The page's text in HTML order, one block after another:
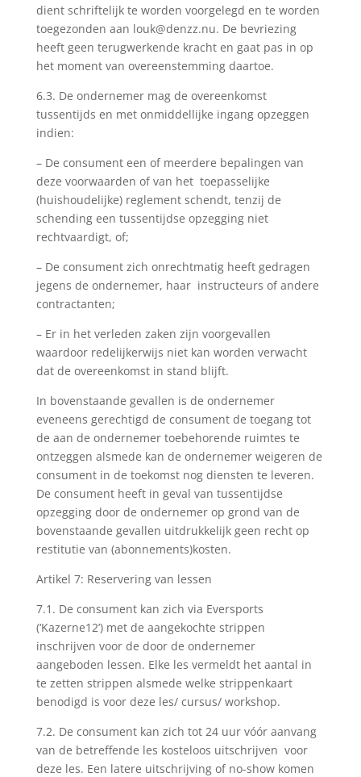
dient schriftelijk te worden voorgelegd en te worden
toegezonden aan louk@denzz.nu. De bevriezing
heeft geen terugwerkende kracht en gaat pas in op
het moment van overeenstemming daartoe.
6.3. De ondernemer mag de overeenkomst
tussentijds en met onmiddellijke ingang opzeggen
indien:
– De consument een of meerdere bepalingen van
deze voorwaarden of van het toepasselijke
(huishoudelijke) reglement schendt, tenzij de
schending een tussentijdse opzegging niet
rechtvaardigt, of;
– De consument zich onrechtmatig heeft gedragen
jegens de ondernemer, haar instructeurs of andere
contractanten;
– Er in het verleden zaken zijn voorgevallen
waardoor redelijkerwijs niet kan worden verwacht
dat de overeenkomst in stand blijft.
In bovenstaande gevallen is de ondernemer
eveneens gerechtigd de consument de toegang tot
de aan de ondernemer toebehorende ruimtes te
ontzeggen alsmede kan de ondernemer weigeren de
consument in de toekomst nog diensten te leveren.
De consument heeft in geval van tussentijdse
opzegging door de ondernemer op grond van de
bovenstaande gevallen uitdrukkelijk geen recht op
restitutie van (abonnements)kosten.
Artikel 7: Reservering van lessen
7.1. De consument kan zich via Eversports
(‘Kazerne12’) met de aangekochte strippen
inschrijven voor de door de ondernemer
aangeboden lessen. Elke les vermeldt het aantal in
te zetten strippen alsmede welke strippenkaart
benodigd is voor deze les/ cursus/ workshop.
7.2. De consument kan zich tot 24 uur vóór aanvang
van de betreffende les kosteloos uitschrijven voor
deze les. Een latere uitschrijving of no-show komen